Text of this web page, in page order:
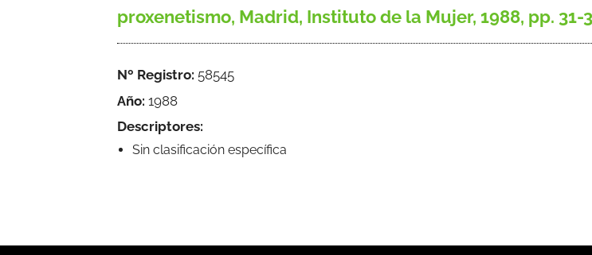
proxenetismo, Madrid, Instituto de la Mujer, 1988, pp. 31-
Nº Registro: 58545
Año: 1988
Descriptores:
Sin clasificación específica